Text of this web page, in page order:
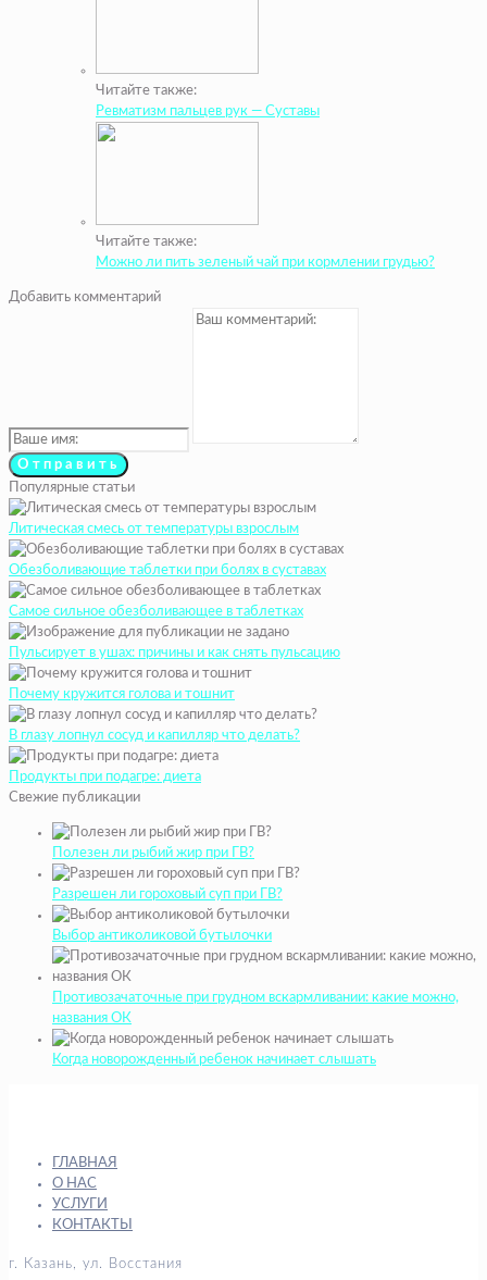
Читайте также:
Ревматизм пальцев рук — Суставы
Читайте также:
Можно ли пить зеленый чай при кормлении грудью?
Добавить комментарий
Популярные статьи
Литическая смесь от температуры взрослым
Обезболивающие таблетки при болях в суставах
Самое сильное обезболивающее в таблетках
Пульсирует в ушах: причины и как снять пульсацию
Почему кружится голова и тошнит
В глазу лопнул сосуд и капилляр что делать?
Продукты при подагре: диета
Свежие публикации
Полезен ли рыбий жир при ГВ?
Разрешен ли гороховый суп при ГВ?
Выбор антиколиковой бутылочки
Противозачаточные при грудном вскармливании: какие можно,
названия ОК
Когда новорожденный ребенок начинает слышать
ГЛАВНАЯ
О НАС
УСЛУГИ
КОНТАКТЫ
г. Казань, ул. Восстания